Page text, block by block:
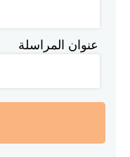
عنوان المراسلة